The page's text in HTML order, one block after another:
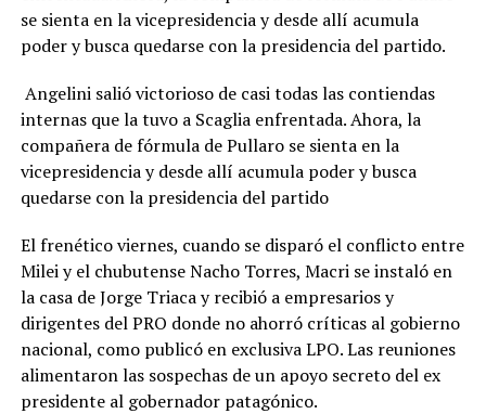
se sienta en la vicepresidencia y desde allí acumula
poder y busca quedarse con la presidencia del partido.
Angelini salió victorioso de casi todas las contiendas
internas que la tuvo a Scaglia enfrentada. Ahora, la
compañera de fórmula de Pullaro se sienta en la
vicepresidencia y desde allí acumula poder y busca
quedarse con la presidencia del partido
El frenético viernes, cuando se disparó el conflicto entre
Milei y el chubutense Nacho Torres, Macri se instaló en
la casa de Jorge Triaca y recibió a empresarios y
dirigentes del PRO donde no ahorró críticas al gobierno
nacional, como publicó en exclusiva LPO. Las reuniones
alimentaron las sospechas de un apoyo secreto del ex
presidente al gobernador patagónico.